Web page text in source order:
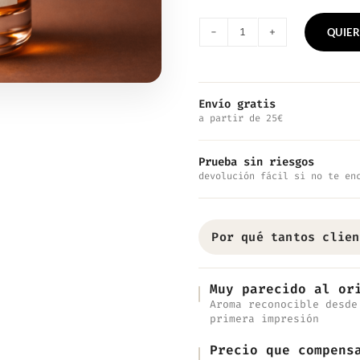
Inspirado
en
Light
Blue
cantidad
Envío gratis
a partir de 25€
Prueba sin riesgos
devolución fácil si no te
Por qué tantos
Muy parecido al
Aroma reconocible
primera impresión
Precio que